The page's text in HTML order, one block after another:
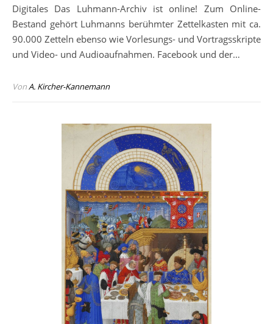
Digitales Das Luhmann-Archiv ist online! Zum Online-
Bestand gehört Luhmanns berühmter Zettelkasten mit ca.
90.000 Zetteln ebenso wie Vorlesungs- und Vortragsskripte
und Video- und Audioaufnahmen. Facebook und der…
VonA. Kircher-Kannemann